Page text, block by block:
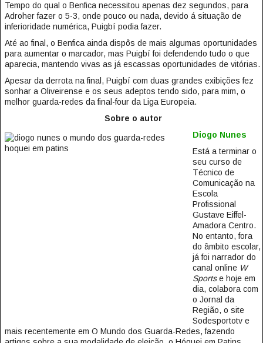
Tempo do qual o Benfica necessitou apenas dez segundos, para
Adroher fazer o 5-3, onde pouco ou nada, devido á situação de
inferioridade numérica, Puigbí podia fazer.
Até ao final, o Benfica ainda dispôs de mais algumas oportunidades
para aumentar o marcador, mas Puigbí foi defendendo tudo o que
aparecia, mantendo vivas as já escassas oportunidades de vitórias.
Apesar da derrota na final, Puigbí com duas grandes exibições fez
sonhar a Oliveirense e os seus adeptos tendo sido, para mim, o
melhor guarda-redes da final-four da Liga Europeia.
Sobre o autor
Diogo Nunes
Está a terminar o
seu curso de
Técnico de
Comunicação na
Escola
Profissional
Gustave Eiffel-
Amadora Centro.
No entanto, fora
do âmbito escolar,
já foi narrador do
canal online W
Sportse hoje em
dia, colabora com
o Jornal da
Região, o site
Sodesportotv e
mais recentemente em O Mundo dos Guarda-Redes, fazendo